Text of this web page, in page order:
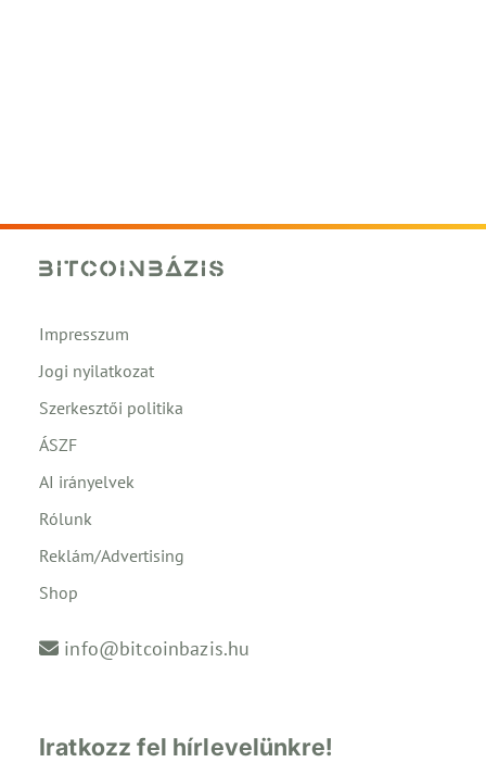
Impresszum
Jogi nyilatkozat
Szerkesztői politika
ÁSZF
AI irányelvek
Rólunk
Reklám/Advertising
Shop
info@bitcoinbazis.hu
Iratkozz fel hírlevelünkre!